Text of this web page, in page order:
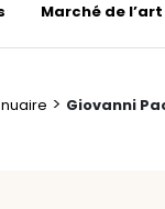
Marché de l’art
> Giovanni